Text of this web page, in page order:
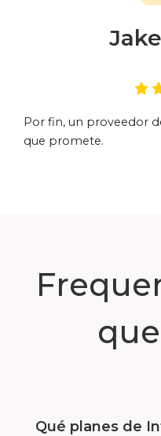
Por fin, un proveedor
que promete.
Qué planes de